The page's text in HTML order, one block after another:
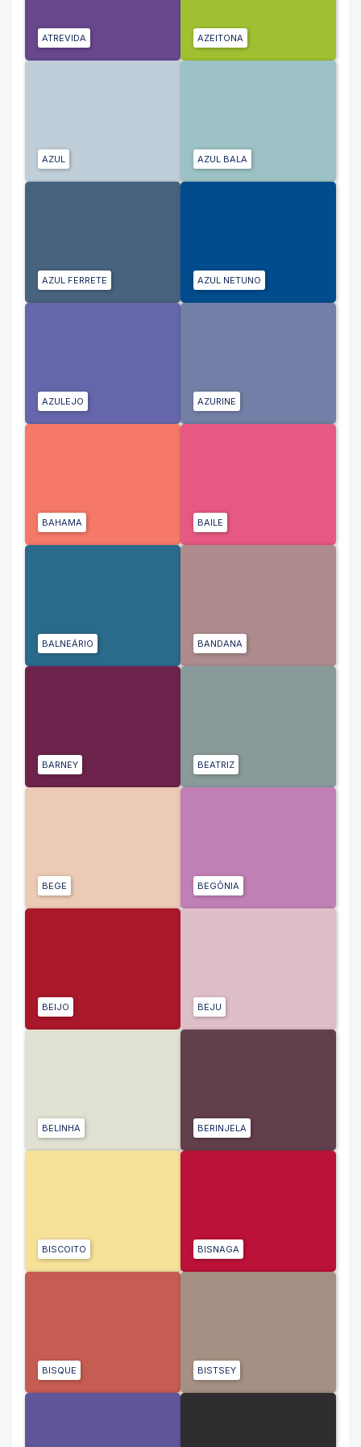
ATREVIDA AZEITONA
AZUL AZUL BALA
AZUL FERRETE AZUL NETUNO
AZULEJO AZURINE
BAHAMA BAILE
BALNEÁRIO BANDANA
BARNEY BEATRIZ
BEGE BEGÔNIA
BEIJO BEJU
BELINHA BERINJELA
BISCOITO BISNAGA
BISQUE BISTSEY